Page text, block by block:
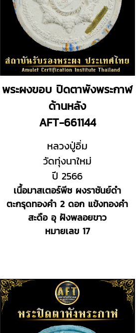
พระผงขอบ ปิดตาพังพระกาฬ
ด้านหลัง
AFT-661144
หลวงปู่อิ่ม
วัดทุ่งนาใหม่
ปี 2566
เนื้อมาสเตอร์พีช ผงราชันย์ดำ
ตะกรุดทองคำ 2 ดอก แข้งทองคำ
สะดือ อุ ฝังพลอยขาว
หมายเลข 17